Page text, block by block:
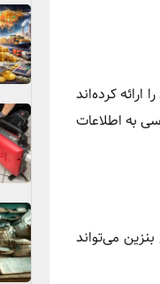
کرده‌اند
به اطلاعات
می‌تواند